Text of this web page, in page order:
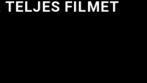
TELJES FILMET